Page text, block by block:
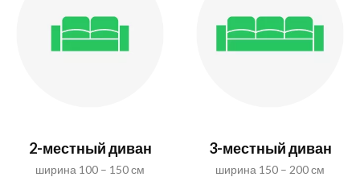
2-местный диван
ширина 100 – 150 см
3-местный диван
ширина 150 – 200 см